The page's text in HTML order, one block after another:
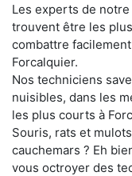
Les experts de
trouvent être les
combattre
Forcalquier.
Nos techniciens
nuisibles, dans les
les plus courts à
Souris, rats et
cauchemars ? Eh
vous octroyer des